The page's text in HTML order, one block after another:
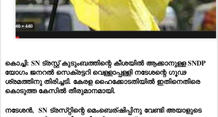
കൊച്ചി: SN ട്രസ്റ്റ് കുടുംബത്തിന്റെ കീശയിൽ ആക്കാനുള്ള SNDP
യോഗം ജനറൽ സെക്രട്ടറി വെള്ളാപ്പള്ളി നടേശന്റെ ഗൂഢ
ശ്രമത്തിനു തിരിച്ചടി. കേരള ഹൈക്കോടതിയിൽ ഇതിനെതിരെ
കൊടുത്ത കേസിൽ തീരുമാനമായി.
നടേശൻ, SN ട്രസ്‌റ്റിന്റെ മെംബെര്ഷിപ്പിനുവേണ്ടി അയാളുടെ